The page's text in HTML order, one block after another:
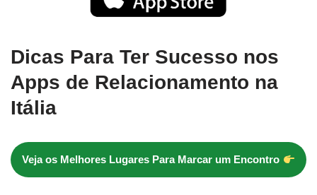
Dicas Para Ter Sucesso nos
Apps de Relacionamento na
Itália
Veja os Melhores Lugares Para Marcar um Encontro